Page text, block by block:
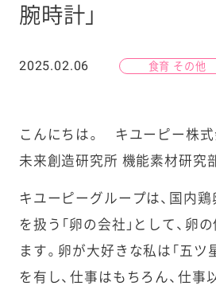
腕時計」
2025.02.06 食育 その他
こんにちは。 キユーピー株
未来創造研究所 機能素材研究
キユーピーグループは、国内
を扱う「卵の会社」として、卵
ます。卵が大好きな私は「五ツ
を有し、仕事はもちろん、仕事